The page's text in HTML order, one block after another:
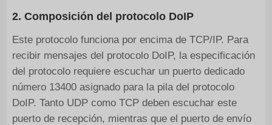
2. Composición del protocolo DoIP
Este protocolo funciona por encima de TCP/IP. Para
recibir mensajes del protocolo DoIP, la especificación
del protocolo requiere escuchar un puerto dedicado
número 13400 asignado para la pila del protocolo
DoIP. Tanto UDP como TCP deben escuchar este
puerto de recepción, mientras que el puerto de envío